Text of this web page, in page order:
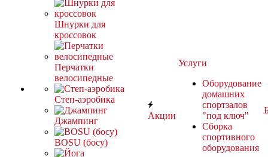
Шнурки для
кроссовок
Перчатки
велосипедные
Степ-аэробика
Джампинг
BOSU (босу)
Акции
Услуги
Оборудование
домашних
спортзалов
"под ключ"
Сборка
спортивного
оборудования